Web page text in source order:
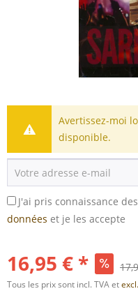
Avertissez-moi
disponible.
J'ai pris connaissance
données et je les accepte
16,95 € *
Tous les prix sont incl. TVA et